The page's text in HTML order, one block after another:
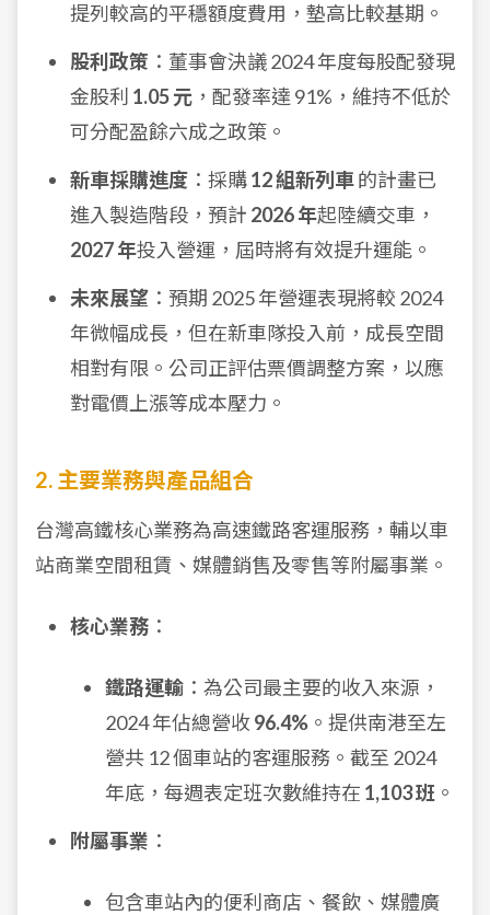
提列較高的平穩額度費用，墊高比較基期。
股利政策 ：董事會決議 2024 年度每股配發現
金股利 1.05 元 ，配發率達 91%，維持不低於
可分配盈餘六成之政策。
新車採購進度 ：採購12 組新列車的計畫已
進入製造階段，預計 2026 年起陸續交車，
2027 年投入營運，屆時將有效提升運能。
未來展望 ：預期 2025 年營運表現將較 2024
年微幅成長，但在新車隊投入前，成長空間
相對有限。公司正評估票價調整方案，以應
對電價上漲等成本壓力。
2. 主要業務與產品組合
台灣高鐵核心業務為高速鐵路客運服務，輔以車
站商業空間租賃、媒體銷售及零售等附屬事業。
核心業務 ：
鐵路運輸 ：為公司最主要的收入來源，
2024 年佔總營收96.4% 。提供南港至左
營共 12 個車站的客運服務。截至 2024
年底，每週表定班次數維持在 1,103 班 。
附屬事業 ：
包含車站內的便利商店、餐飲、媒體廣